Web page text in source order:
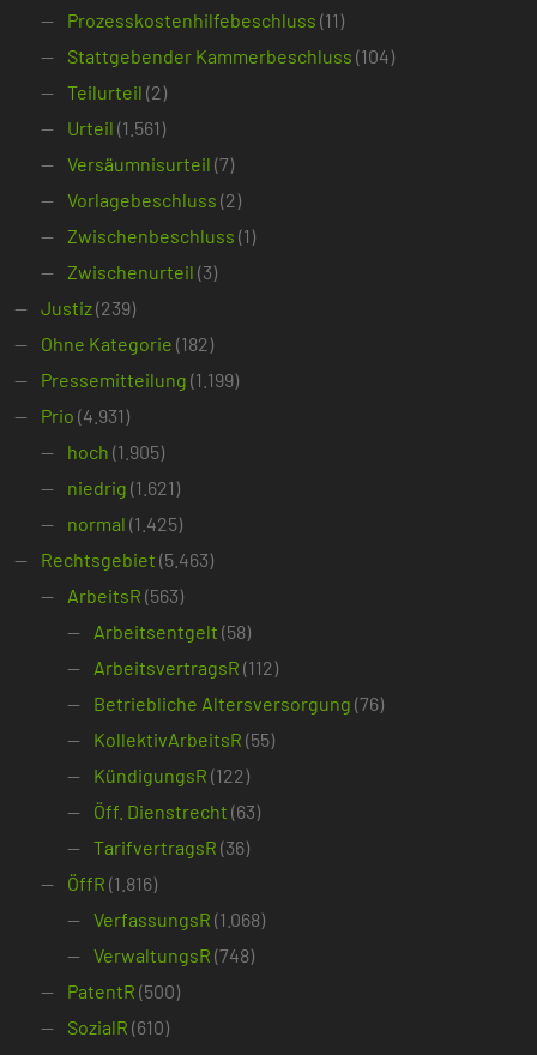
Prozesskostenhilfebeschluss (11)
Stattgebender Kammerbeschluss (104)
Teilurteil (2)
Urteil (1.561)
Versäumnisurteil (7)
Vorlagebeschluss (2)
Zwischenbeschluss (1)
Zwischenurteil (3)
Justiz(239)
Ohne Kategorie (182)
Pressemitteilung (1.199)
Prio (4.931)
hoch (1.905)
niedrig (1.621)
normal (1.425)
Rechtsgebiet (5.463)
ArbeitsR (563)
Arbeitsentgelt (58)
ArbeitsvertragsR (112)
Betriebliche Altersversorgung (76)
KollektivArbeitsR (55)
KündigungsR (122)
Öff. Dienstrecht (63)
TarifvertragsR (36)
ÖffR (1.816)
VerfassungsR (1.068)
VerwaltungsR (748)
PatentR (500)
SozialR (610)